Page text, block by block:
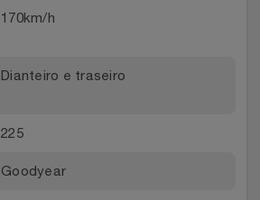
170km/h
Dianteiro e traseiro
225
Goodyear